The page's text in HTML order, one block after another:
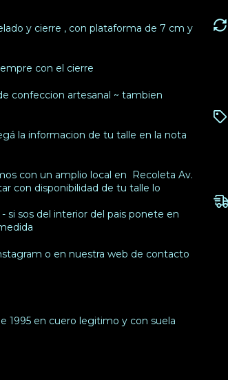
y cierre , con plataforma de 7 cm y
con el cierre
confeccion artesanal ~ tambien
la informacion de tu talle en la nota
con un amplio local en Recoleta Av.
con disponibilidad de tu talle lo
si sos del interior del pais ponete en
o en nuestra web de contacto
1995 en cuero legitimo y con suela